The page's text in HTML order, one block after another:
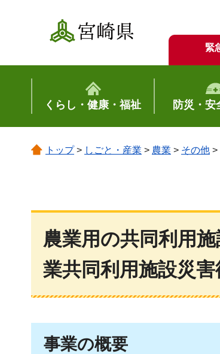
宮崎県
緊
くらし・健康・福祉 防災・安
トップ> しごと・産業 > 農業 > その他 >
農業用の共同利用
業共同利用施設災
事業の概要